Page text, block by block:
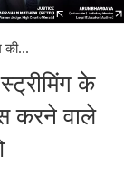
की...
के
करने वाले